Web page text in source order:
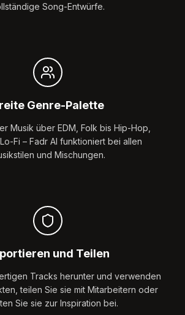
Song-Entwürfe.
Genre-Palette
Musik über EDM, Folk bis Hip-Hop,
Fi – Fadr AI funktioniert bei allen
und Mischungen.
und Teilen
Tracks herunter und verwenden
teilen Sie sie mit Mitarbeitern oder
Sie sie zur Inspiration bei.